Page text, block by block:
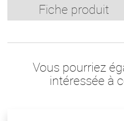
Fiche produit
Vous pourriez
intéressée à